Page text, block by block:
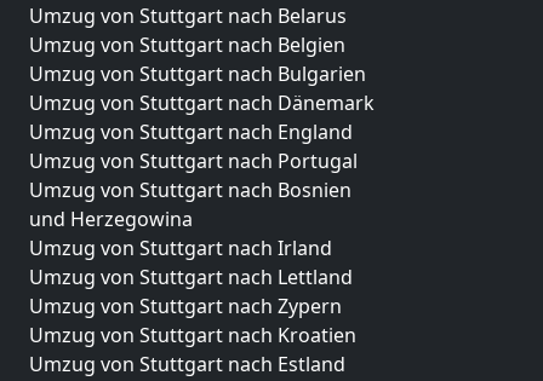
Umzug von Stuttgart nach Belarus
Umzug von Stuttgart nach Belgien
Umzug von Stuttgart nach Bulgarien
Umzug von Stuttgart nach Dänemark
Umzug von Stuttgart nach England
Umzug von Stuttgart nach Portugal
Umzug von Stuttgart nach Bosnien
und Herzegowina
Umzug von Stuttgart nach Irland
Umzug von Stuttgart nach Lettland
Umzug von Stuttgart nach Zypern
Umzug von Stuttgart nach Kroatien
Umzug von Stuttgart nach Estland